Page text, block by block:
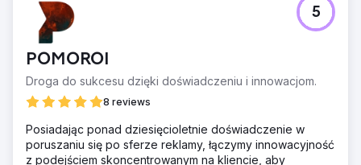
POMOROI
Droga do sukcesu dzięki doświadczeniu i innowacjom.
8 reviews
5
Posiadając ponad dziesięcioletnie doświadczenie w
poruszaniu się po sferze reklamy, łączymy innowacyjność
z podejściem skoncentrowanym na kliencie, aby